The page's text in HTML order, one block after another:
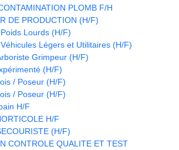
PLOMB F/H
DE PRODUCTION (H/F)
Lourds (H/F)
Légers et Utilitaires (H/F)
Grimpeur (H/F)
(H/F)
/ Poseur (H/F)
/ Poseur (H/F)
H/F
H/F
(H/F)
CONTROLE QUALITE ET TEST